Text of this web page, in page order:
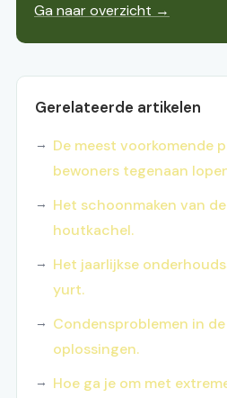
Ga naar overzicht →
Gerelateerde artikelen
De meest voorkomende
bewoners tegenaan
Het schoonmaken van
houtkachel.
Het jaarlijkse
yurt.
Condensproblemen in
oplossingen.
Hoe ga je om met